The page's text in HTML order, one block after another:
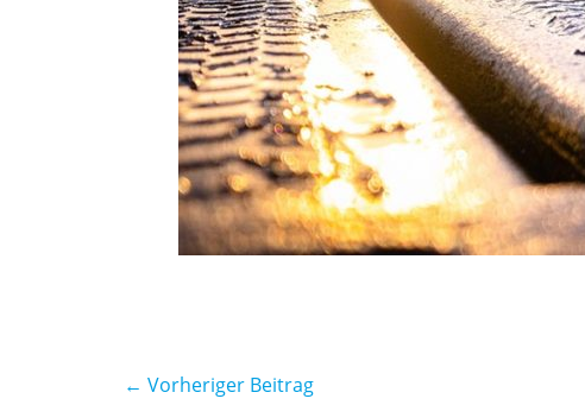
← Vorheriger Beitrag